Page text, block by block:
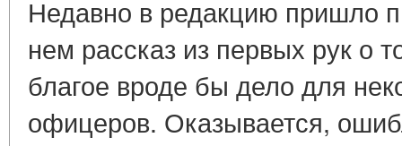
Недавно в редакцию пришло
нем рассказ из первых рук о
благое вроде бы дело для
офицеров. Оказывается,